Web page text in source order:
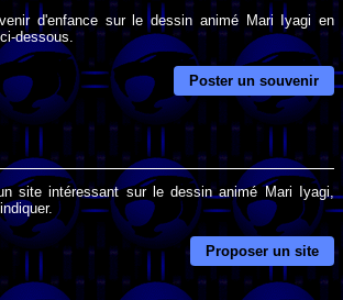
d'enfance sur le dessin animé Mari Iyagi en
dessous.
Poster un souvenir
site intéressant sur le dessin animé Mari Iyagi,
Proposer un site